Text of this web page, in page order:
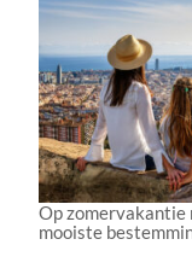
Op zomervakantie
mooiste